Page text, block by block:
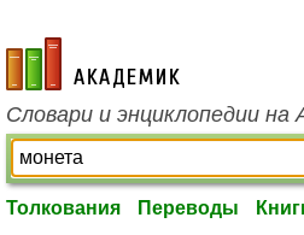
academic.ru
Словари и энциклопедии на
Толкования Переводы